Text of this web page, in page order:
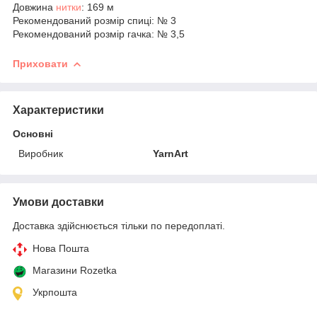
Довжина нитки: 169 м
Рекомендований розмір спиці: № 3
Рекомендований розмір гачка: № 3,5
Приховати
Характеристики
Основні
Виробник
YarnArt
Умови доставки
Доставка здійснюється тільки по передоплаті.
Нова Пошта
Магазини Rozetka
Укрпошта